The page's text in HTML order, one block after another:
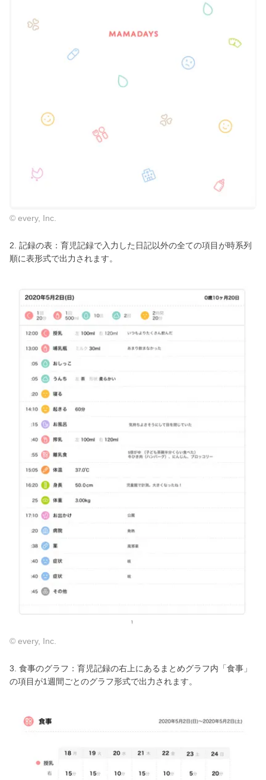
© every, Inc.
2. 記録の表：育児記録で入力した日記以外の全ての項目が時系列
順に表形式で出力されます。
© every, Inc.
3. 食事のグラフ：育児記録の右上にあるまとめグラフ内「食事」
の項目が1週間ごとのグラフ形式で出力されます。